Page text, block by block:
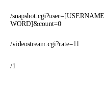
/
WORD]&count=0
/videostream.cgi?rate=11
/1